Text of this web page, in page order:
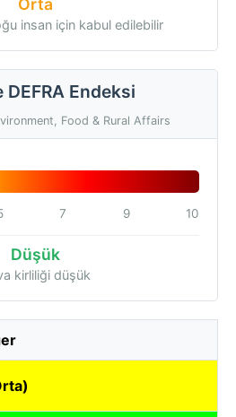
Orta
insan için kabul edilebilir
Endeksi
Food & Rural Affairs
7 9 10
Düşük
kirliliği düşük